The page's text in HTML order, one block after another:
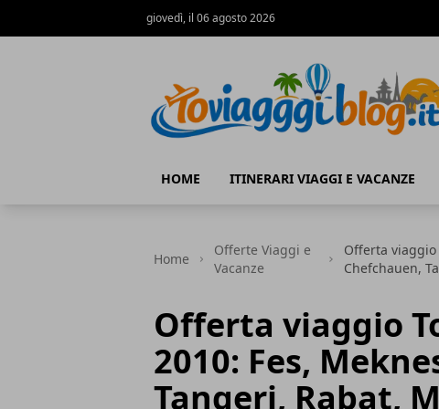
giovedì, il 06 agosto 2026
HOME ITINERARI VIAGGI E VACANZE
Home
Offerte Viaggi e
Vacanze
Offerta viaggio
Chefchauen,
Offerta viaggio
2010: Fes,
Tangeri, Rabat,